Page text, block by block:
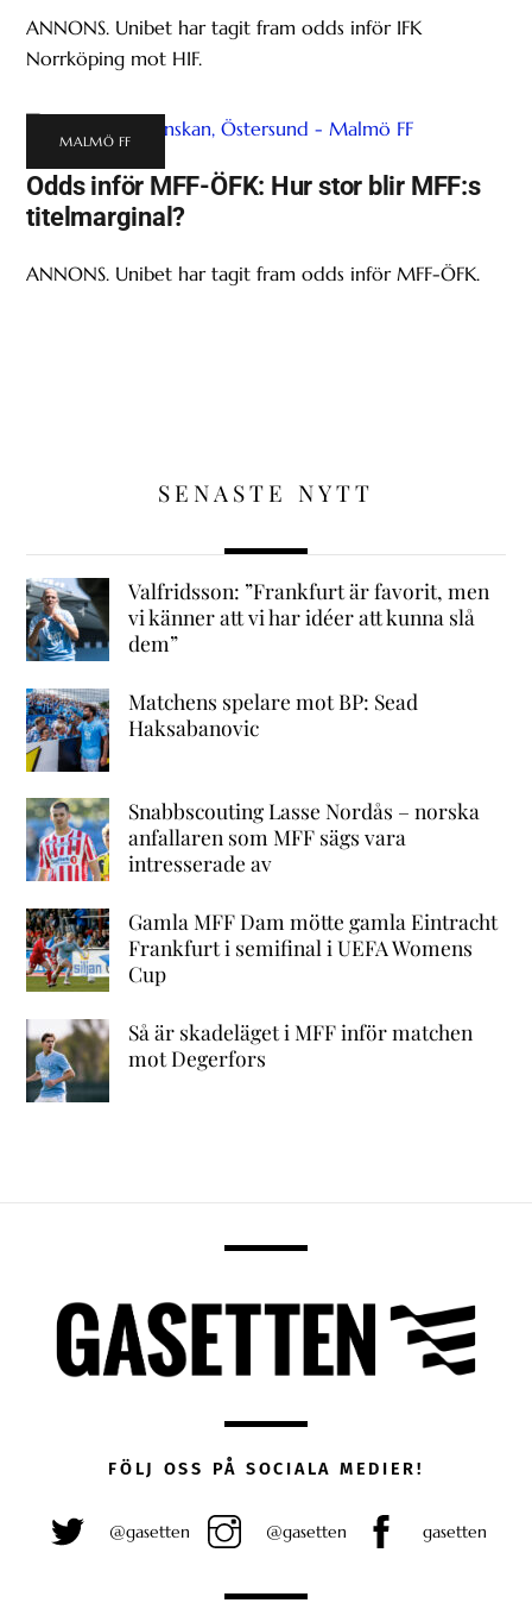
ANNONS. Unibet har tagit fram odds inför IFK
Norrköping mot HIF.
MALMÖ FF
Odds inför MFF-ÖFK: Hur stor blir MFF:s
titelmarginal?
ANNONS. Unibet har tagit fram odds inför MFF-ÖFK.
SENASTE NYTT
Valfridsson: ”Frankfurt är favorit, men
vi känner att vi har idéer att kunna slå
dem”
Matchens spelare mot BP: Sead
Haksabanovic
Snabbscouting Lasse Nordås – norska
anfallaren som MFF sägs vara
intresserade av
Gamla MFF Dam mötte gamla Eintracht
Frankfurt i semifinal i UEFA Womens
Cup
Så är skadeläget i MFF inför matchen
mot Degerfors
FÖLJ OSS PÅ SOCIALA MEDIER!
@gasetten @gasetten gasetten